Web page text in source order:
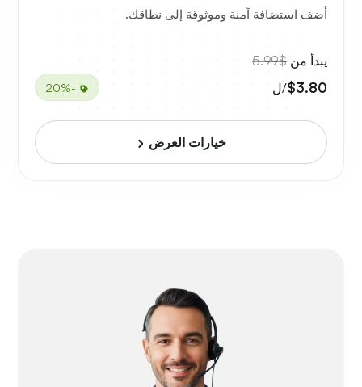
أضف استضافة آمنة وموثوقة إلى نطاقك.
يبدأ من $5.99
$3.80/ل -20%
خيارات العرض